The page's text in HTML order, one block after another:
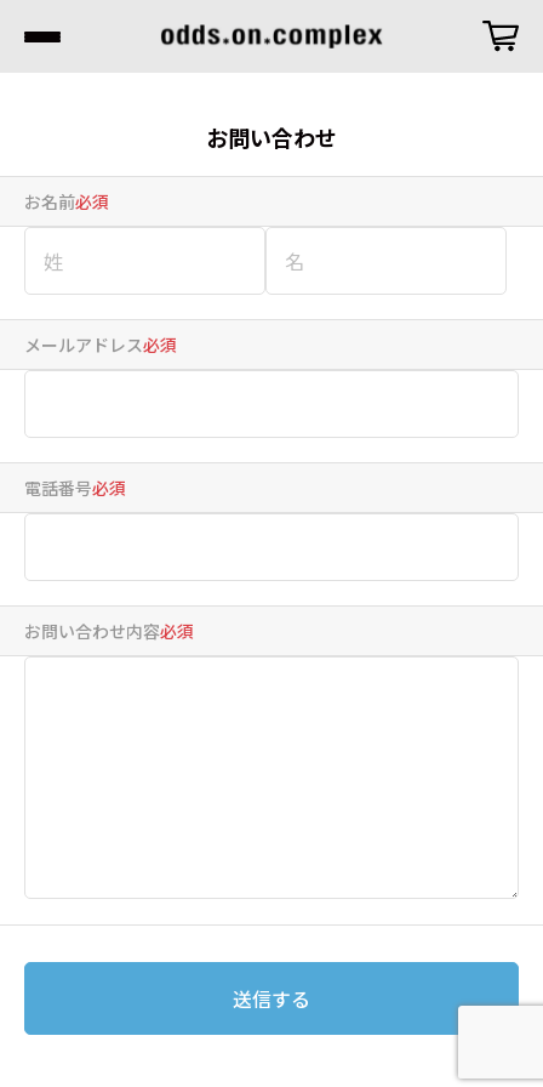
お問い合わせ
お名前必須
メールアドレス必須
電話番号必須
お問い合わせ内容必須
送信する